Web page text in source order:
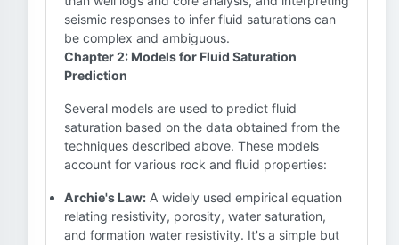
seismic responses to infer fluid saturations can
be complex and ambiguous.
Chapter 2: Models for Fluid Saturation
Prediction
Several models are used to predict fluid
saturation based on the data obtained from the
techniques described above. These models
account for various rock and fluid properties:
Archie's Law: A widely used empirical equation
relating resistivity, porosity, water saturation,
and formation water resistivity. It's a simple but